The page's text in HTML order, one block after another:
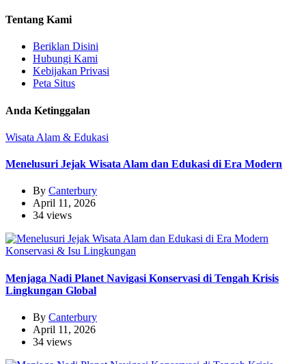
Tentang Kami
Beriklan Disini
Hubungi Kami
Kebijakan Privasi
Peta Situs
Anda Ketinggalan
Wisata Alam & Edukasi
Menelusuri Jejak Wisata Alam dan Edukasi di Era Modern
By Canterbury
April 11, 2026
34 views
Konservasi & Isu Lingkungan
Menjaga Nadi Planet Navigasi Konservasi di Tengah Krisis
Lingkungan Global
By Canterbury
April 11, 2026
34 views